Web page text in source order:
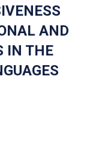
AND
IN THE